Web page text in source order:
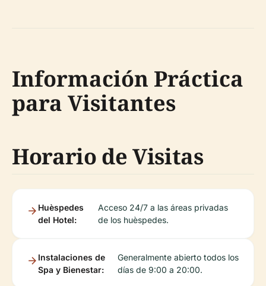
Información Práctica
para Visitantes
Horario de Visitas
Huèspedes
del Hotel:
Acceso 24/7 a las áreas privadas
de los huèspedes.
Instalaciones de
Spa y Bienestar:
Generalmente abierto todos los
días de 9:00 a 20:00.